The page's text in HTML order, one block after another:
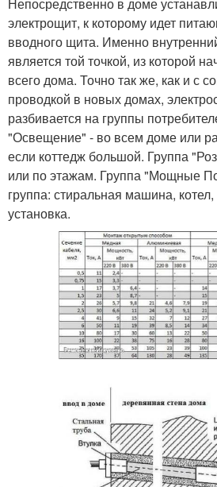
Непосредственно в доме
электрощит, к которому идет
вводного щита. Именно
является той точкой, из которой
всего дома. Точно так же, как и с
проводкой в новых домах,
разбивается на группы
"Освещение" - во всем доме или
если коттедж большой. Группа
или по этажам. Группа "Мощные
группа: стиральная машина,
установка.